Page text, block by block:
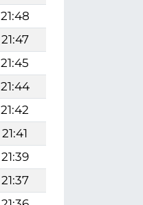
21:48
21:47
21:45
21:44
21:42
21:41
21:39
21:37